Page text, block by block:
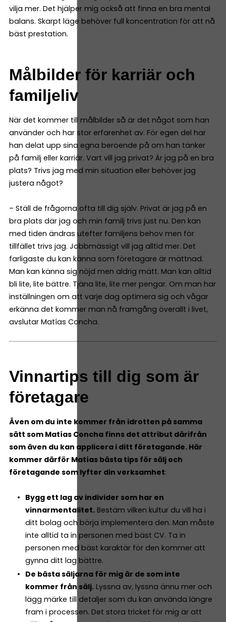
vilja mer. Det hjälper mig också att finna en bra mental
balans. Skarpt läge behöver full koncentration för att nå
bäst prestation.
Målbilder för karriär och
familjeliv
När det kommer till målbilder så är det något som han
använder och har stor erfarenhet av. För egen del har
han delat upp sina egna beroende på om han tänker
på familj eller karriär. Vart vill jag privat? Är jag på en bra
plats? Trivs jag med min situation eller behöver jag
justera något?
– Ställ de frågorna ofta till dig själv. Privat är jag på en
bra plats där jag och min familj trivs just nu. Den kan
med tiden ändras utefter familjens behov men för
tillfället trivs jag. Jobbmässigt vill jag alltid mer. Det
farligaste du kan känna som företagare är mättnad.
Man kan känna sig nöjd men aldrig mätt. Man kan alltid
bli lite, lite bättre. Tjäna lite, lite mer pengar. Om man har
inställningen om att varje dag optimera sig och vågar
erkänna det kommer man nå framgång överallt i livet,
avslutar Matías Concha.
Vinnartips till dig som är
företagare
Även om du inte kommer från idrotten på samma
sätt som Matías Concha finns det attribut därifrån
som även du kan applicera i ditt företagande. Här
kommer därför Matías bästa tips för sälj och
företagande som lyfter din verksamhet:
Bygg ett lag av individer som har en
vinnarmentalitet.Bestäm vilken kultur du vill ha i
ditt bolag och börja implementera den. Man måste
inte alltid ta in personen med bäst CV. Ta in
personen med bäst karaktär för den kommer att
gynna ditt lag bättre.
De bästa säljarna för mig är de som inte
kommer från sälj.Lyssna av, lyssna ännu mer och
lägg märke till detaljer som du kan använda längre
fram i processen. Det stora tricket för mig är att